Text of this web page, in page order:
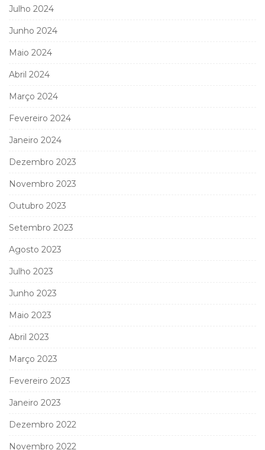
Julho 2024
Junho 2024
Maio 2024
Abril 2024
Março 2024
Fevereiro 2024
Janeiro 2024
Dezembro 2023
Novembro 2023
Outubro 2023
Setembro 2023
Agosto 2023
Julho 2023
Junho 2023
Maio 2023
Abril 2023
Março 2023
Fevereiro 2023
Janeiro 2023
Dezembro 2022
Novembro 2022